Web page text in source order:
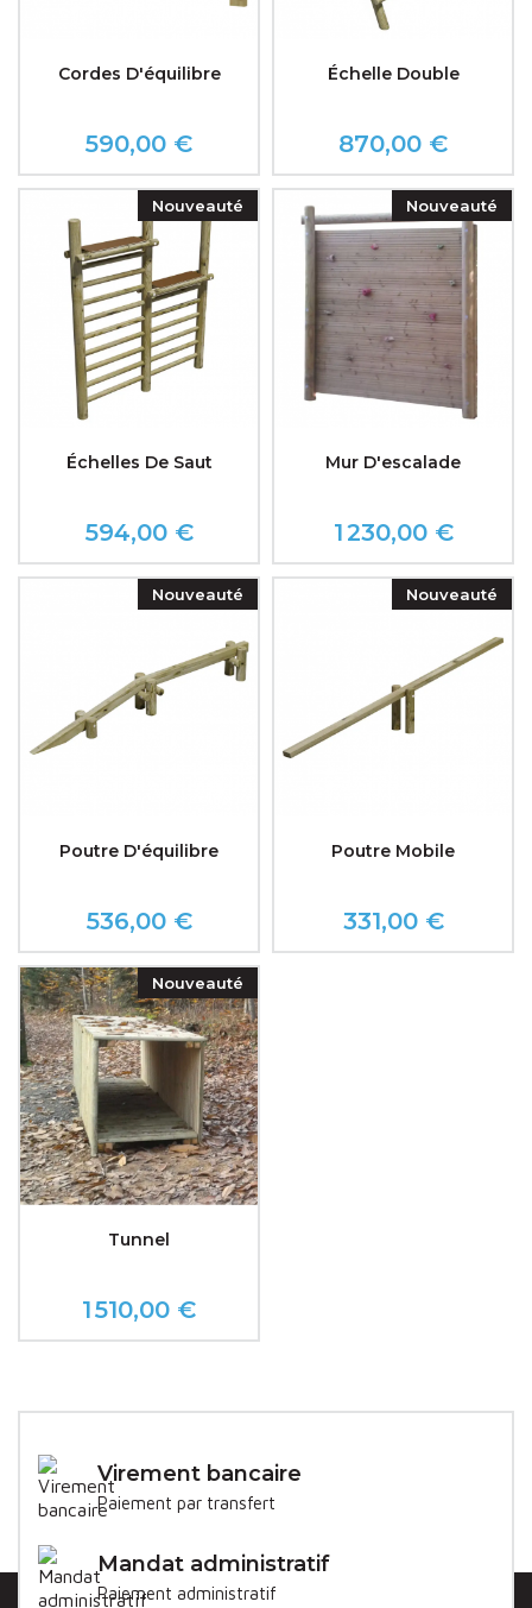
Cordes D'équilibre
Prix
590,00 €
Échelle Double
Prix
870,00 €
Nouveauté
Échelles De Saut
Prix
594,00 €
Nouveauté
Mur D'escalade
Prix
1 230,00 €
Nouveauté
Poutre D'équilibre
Prix
536,00 €
Nouveauté
Poutre Mobile
Prix
331,00 €
Nouveauté
Tunnel
Prix
1 510,00 €
Virement bancaire
Paiement par transfert
Mandat administratif
Paiement administratif